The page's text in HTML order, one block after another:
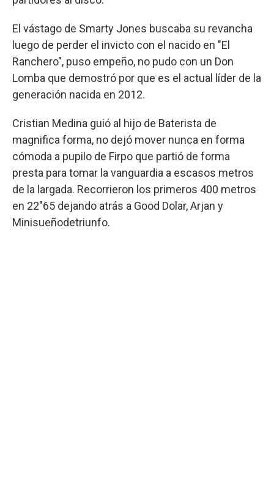
El vástago de Smarty Jones buscaba su revancha
luego de perder el invicto con el nacido en "El
Ranchero", puso empeño, no pudo con un Don
Lomba que demostró por que es el actual líder de la
generación nacida en 2012.
Cristian Medina guió al hijo de Baterista de
magnifica forma, no dejó mover nunca en forma
cómoda a pupilo de Firpo que partió de forma
presta para tomar la vanguardia a escasos metros
de la largada. Recorrieron los primeros 400 metros
en 22"65 dejando atrás a Good Dolar, Arjan y
Minisueñodetriunfo.